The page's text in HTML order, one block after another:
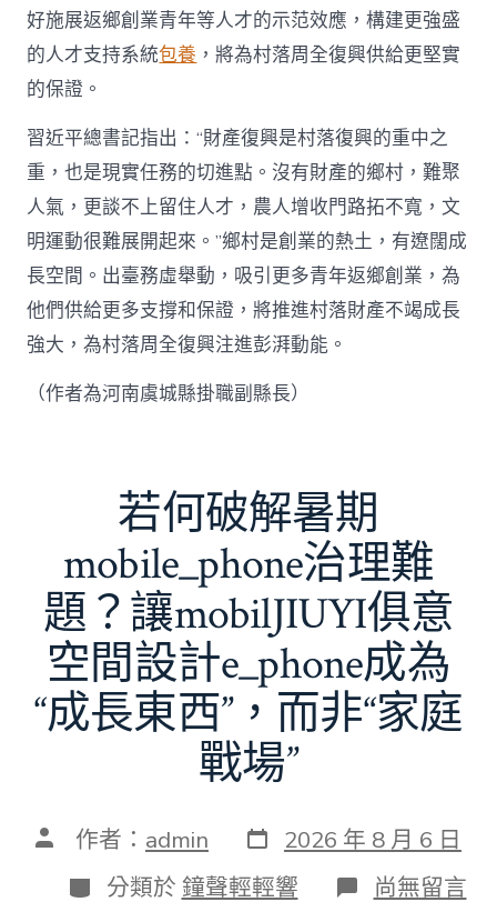
好施展返鄉創業青年等人才的示范效應，構建更強盛
的人才支持系統包養 ，將為村落周全復興供給更堅實
的保證。
習近平總書記指出：“財產復興是村落復興的重中之
重，也是現實任務的切進點。沒有財產的鄉村，難聚
人氣，更談不上留住人才，農人增收門路拓不寬，文
明運動很難展開起來。”鄉村是創業的熱土，有遼闊成
長空間。出臺務虛舉動，吸引更多青年返鄉創業，為
他們供給更多支撐和保證，將推進村落財產不竭成長
強大，為村落周全復興注進彭湃動能。
（作者為河南虞城縣掛職副縣長）
若何破解暑期
mobile_phone治理難
題？讓mobilJIUYI俱意
空間設計e_phone成為
“成長東西”，而非“家庭
戰場”
文 作者： admin 發
表
日
期
2026 年 8 月 6 日
分
類
分類於 鐘聲輕輕響 在
〈若
尚無留言